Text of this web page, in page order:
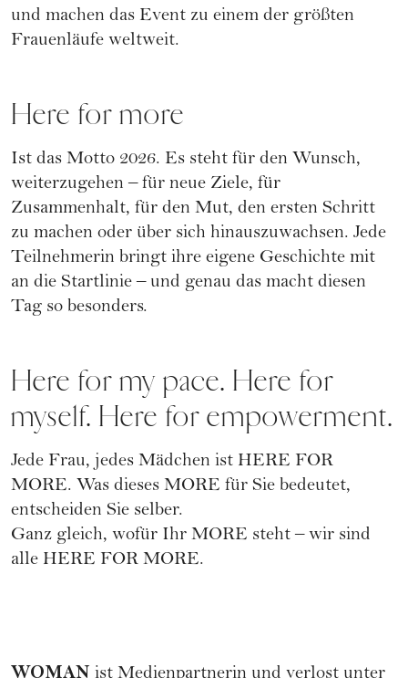
und machen das Event zu einem der größten
Frauenläufe weltweit.
Here for more
Ist das Motto 2026. Es steht für den Wunsch,
weiterzugehen – für neue Ziele, für
Zusammenhalt, für den Mut, den ersten Schritt
zu machen oder über sich hinauszuwachsen. Jede
Teilnehmerin bringt ihre eigene Geschichte mit
an die Startlinie – und genau das macht diesen
Tag so besonders.
Here for my pace. Here for
myself. Here for empowerment.
Jede Frau, jedes Mädchen ist HERE FOR
MORE. Was dieses MORE für Sie bedeutet,
entscheiden Sie selber.
Ganz gleich, wofür Ihr MORE steht – wir sind
alle HERE FOR MORE.
WOMAN